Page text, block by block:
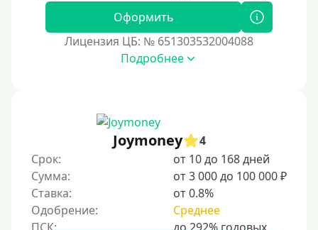
Без СНИЛСа
По паспорту
Без подтверждения дохода
Без справок и поручителей
Без посредников
Процент
Оформить
Лицензия ЦБ: № 651303532004088
Подробнее
Joymoney
4
Срок:
от 10 до 168 дней
Сумма:
от 3 000 до 100 000 ₽
Ставка:
от 0.8%
Одобрение:
Среднее